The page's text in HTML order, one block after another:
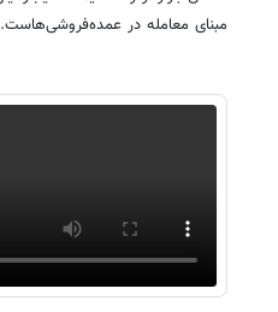
مبنای معامله در عمده‌فروشی‌هاست.